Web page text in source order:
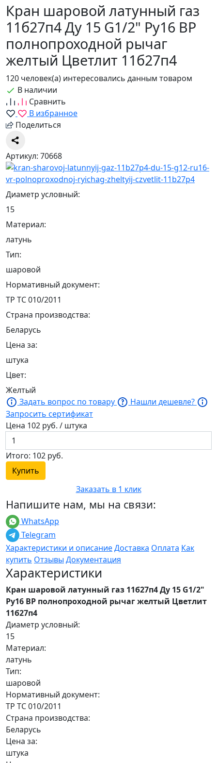
Кран шаровой латунный газ
11б27п4 Ду 15 G1/2" Ру16 ВР
полнопроходной рычаг
желтый Цветлит 11б27п4
120 человек(а) интересовались данным товаром
В наличии
Сравнить
В избранное
Поделиться
Артикул: 70668
Диаметр условный:
15
Материал:
латунь
Тип:
шаровой
Нормативный документ:
ТР ТС 010/2011
Страна производства:
Беларусь
Цена за:
штука
Цвет:
Желтый
Задать вопрос по товару
Нашли дешевле?
Запросить сертификат
Цена 102 руб. / штука
Итого: 102 руб.
Купить
Заказать в 1 клик
Напишите нам, мы на связи:
WhatsApp
Telegram
Характеристики и описаниеДоставка Оплата Как
купить Отзывы Документация
Характеристики
Кран шаровой латунный газ 11б27п4 Ду 15 G1/2"
Ру16 ВР полнопроходной рычаг желтый Цветлит
11б27п4
Диаметр условный:
15
Материал:
латунь
Тип:
шаровой
Нормативный документ:
ТР ТС 010/2011
Страна производства:
Беларусь
Цена за:
штука